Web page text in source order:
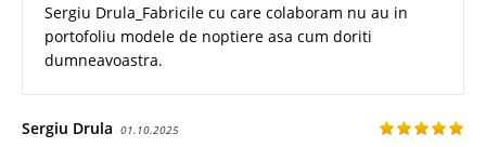
Sergiu Drula_Fabricile cu care colaboram nu au in
portofoliu modele de noptiere asa cum doriti
dumneavoastra.
Sergiu Drula 01.10.2025